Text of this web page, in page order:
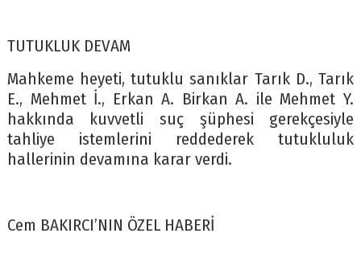
TUTUKLUK DEVAM
Mahkeme heyeti, tutuklu sanıklar Tarık D., Tarık
E., Mehmet İ., Erkan A. Birkan A. ile Mehmet Y.
hakkında kuvvetli suç şüphesi gerekçesiyle
tahliye istemlerini reddederek tutukluluk
hallerinin devamına karar verdi.
Cem BAKIRCI’NIN ÖZEL HABERİ